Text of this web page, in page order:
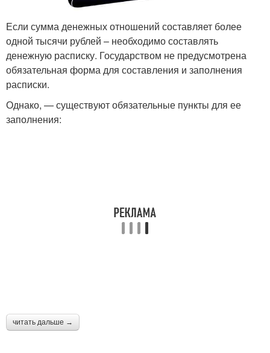
Если сумма денежных отношений составляет более
одной тысячи рублей – необходимо составлять
денежную расписку. Государством не предусмотрена
обязательная форма для составления и заполнения
расписки.
Однако, — существуют обязательные пункты для ее
заполнения:
читать дальше →